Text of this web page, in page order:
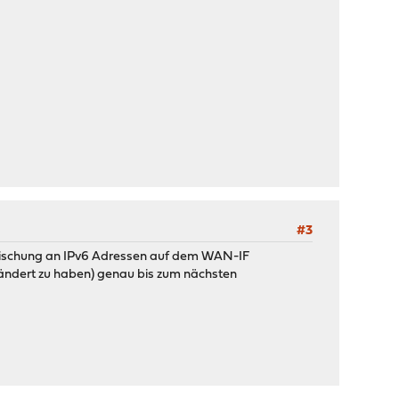
#3
an IPv6 Adressen auf dem WAN-IF
zu haben) genau bis zum nächsten